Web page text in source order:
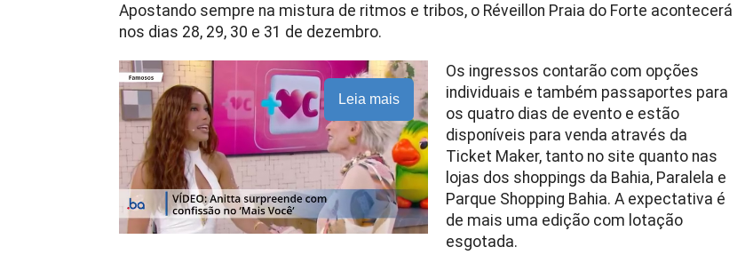
Apostando sempre na mistura de ritmos e tribos, o Réveillon Praia do Forte acontecerá
nos dias 28, 29, 30 e 31 de dezembro.
Leia mais
Os ingressos contarão com opções
individuais e também passaportes para
os quatro dias de evento e estão
disponíveis para venda através da
Ticket Maker, tanto no site quanto nas
lojas dos shoppings da Bahia, Paralela e
Parque Shopping Bahia. A expectativa é
de mais uma edição com lotação
esgotada.